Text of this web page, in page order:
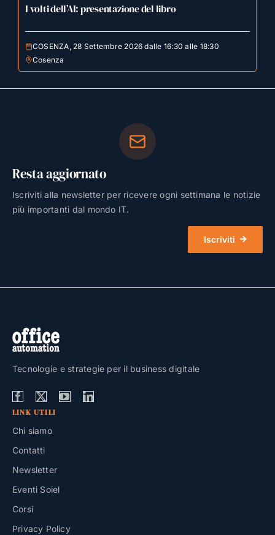
I volti dell’AI: presentazione del libro
COSENZA, 28 Settembre 2026 dalle 16:30 alle 18:30
Cosenza
Resta aggiornato
Iscriviti alla newsletter per ricevere ogni settimana le notizie
più importanti dal mondo IT.
Iscriviti
Tecnologie e strategie per il business digitale
LINK UTILI
Chi siamo
Contatti
Newsletter
Eventi Soiel
Corsi
Privacy Policy